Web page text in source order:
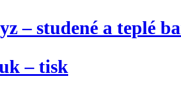
– studené a teplé
– tisk